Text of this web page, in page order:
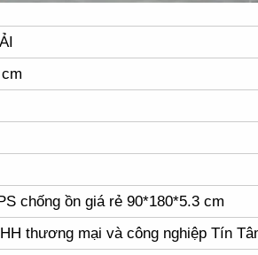
chống ồn giá rẻ 90*180*5.3 cm
thương mại và công nghiệp Tín